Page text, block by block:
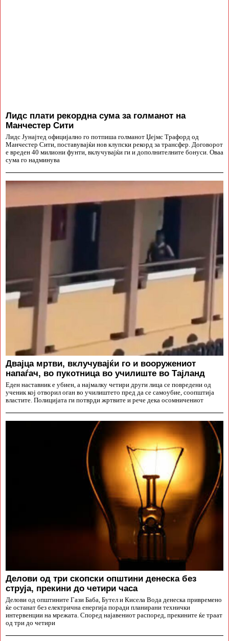
Лидс плати рекордна сума за голманот на
Манчестер Сити
Лидс Јунајтед официјално го потпиша голманот Џејмс Трафорд од
Манчестер Сити, поставувајќи нов клупски рекорд за трансфер. Договорот
е вреден 40 милиони фунти, вклучувајќи ги и дополнителните бонуси. Оваа
сума го надминува
Двајца мртви, вклучувајќи го и вооружениот
напаѓач, во пукотница во училиште во Тајланд
Еден наставник е убиен, а најмалку четири други лица се повредени од
ученик кој отворил оган во училиштето пред да се самоубие, соопштија
властите. Полицијата ги потврди жртвите и рече дека осомничениот
Делови од три скопски општини денеска без
струја, прекини до четири часа
Делови од општините Гази Баба, Бутел и Кисела Вода денеска привремено
ќе останат без електрична енергија поради планирани технички
интервенции на мрежата. Според најавениот распоред, прекините ќе траат
од три до четири